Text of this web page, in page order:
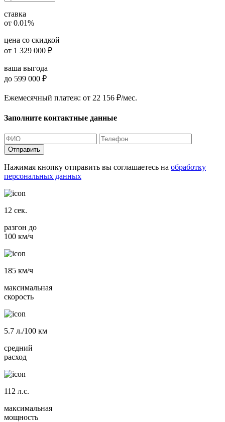
ставка
от 0.01%
цена со скидкой
от 1 329 000 ₽
ваша выгода
до 599 000 ₽
Ежемесячный платеж: от 22 156 ₽/мес.
Заполните контактные данные
Отправить
Нажимая кнопку отправить вы соглашаетесь на обработку
персональных данных
12 сек.
разгон до
100 км/ч
185 км/ч
максимальная
скорость
5.7 л./100 км
средний
расход
112 л.с.
максимальная
мощность